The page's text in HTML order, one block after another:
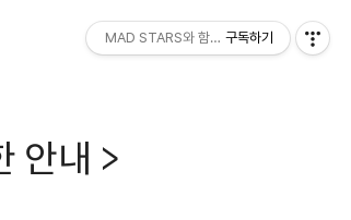
안내 >
MAD STARS와 함께하세요!
구독하기